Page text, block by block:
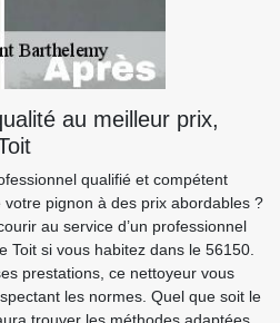
au meilleur prix,
qualifié et compétent
pignon à des prix abordables ?
au service d’un professionnel
Toit si vous habitez dans le 56150.
prestations, ce nettoyeur vous
les normes. Quel que soit le